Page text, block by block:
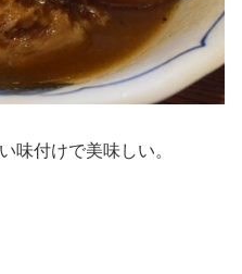
味付けで美味しい。